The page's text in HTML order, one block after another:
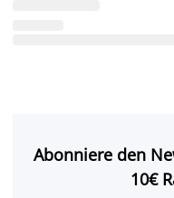
Abonniere den
10€